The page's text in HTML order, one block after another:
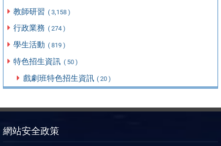
教師研習 ( 3,158 )
行政業務 ( 274 )
學生活動 ( 819 )
特色招生資訊 ( 50 )
戲劇班特色招生資訊 ( 20 )
網站安全政策